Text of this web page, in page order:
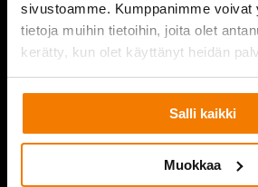
sivustoamme. Kumppanimme voivat
tietoja muihin tietoihin, joita olet
kerätty, kun olet käyttänyt heidän
Salli kaikki
Muokkaa
PURKUPIHA